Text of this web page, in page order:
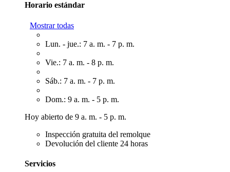
Horario estándar
Mostrar todas
Lun. - jue.: 7 a. m. - 7 p. m.
Vie.: 7 a. m. - 8 p. m.
Sáb.: 7 a. m. - 7 p. m.
Dom.: 9 a. m. - 5 p. m.
Hoy abierto de 9 a. m. - 5 p. m.
Inspección gratuita del remolque
Devolución del cliente 24 horas
Servicios